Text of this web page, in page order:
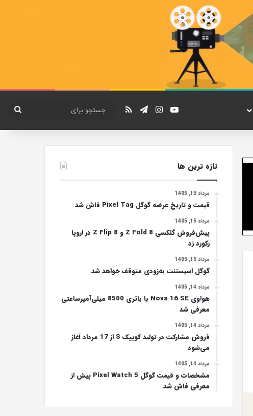
یوتیوباینستاگرام
تلگرام خوراک
برای
تازه ترین ها
مرداد 15, 1405
قیمت و تاریخ عرضه گوگل Pixel Tag فاش شد
مرداد 15, 1405
پیش‌فروش گلکسی Z Fold 8 و Z Flip 8 در اروپا
رکورد زد
مرداد 15, 1405
گوگل اسیستنت به‌زودی متوقف خواهد شد
مرداد 14, 1405
هواوی Nova 16 SE با باتری 8500 میلی‌آمپرساعتی
معرفی شد
مرداد 14, 1405
فروش مشارکت در تولید کوییک S از 17 مرداد آغاز
می‌شود
مرداد 14, 1405
مشخصات و قیمت گوگل Pixel Watch 5 پیش از
معرفی فاش شد